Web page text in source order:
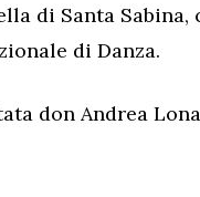
di Santa
di Danza.
don Andrea